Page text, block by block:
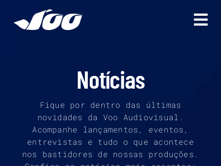
para
Notícias
Fique por dentro das últimas
novidades da Voo Audiovisual.
Acompanhe lançamentos, eventos,
entrevistas e tudo o que acontece
nos bastidores de nossas produções.